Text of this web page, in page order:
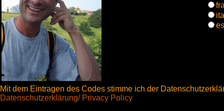
Mit dem Eintragen des Codes stimme ich der
Datenschutzerklärung/ Privacy Policy